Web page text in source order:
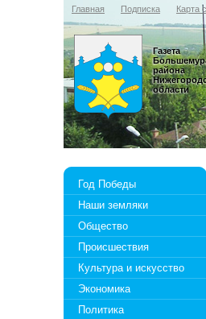
Главная Подписка Карта
Газета
района
области
Год Победы
Наши земляки
Общество
Происшествия
Культура и искусство
Экономика
Политика